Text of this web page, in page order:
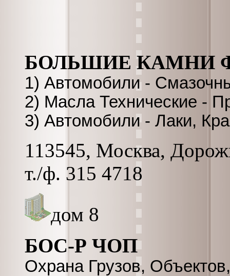
БОЛЬШИЕ КАМНИ
1) Автомобили -
2) Масла Технические -
3) Автомобили - Лаки,
113545, Москва,
т./ф. 315 4718
дом 8
БОС-Р ЧОП
Охрана Грузов,